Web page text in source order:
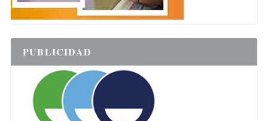
PUBLICIDAD